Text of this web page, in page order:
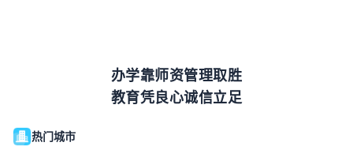
办学靠师资管理取胜
教育凭良心诚信立足
热门城市